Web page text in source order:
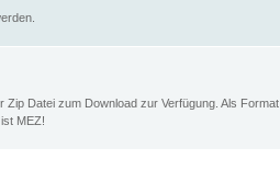
Datei zum Download zur Verfügung. Als Format
MEZ!